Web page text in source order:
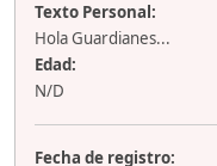
Texto Personal:
Hola Guardianes...
Edad:
N/D
Fecha de registro: